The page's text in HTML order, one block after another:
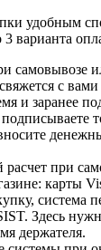
удобным
3 варианта
самовывозе
с
и заранее
расчет при
карты
система
Здесь
держателя.